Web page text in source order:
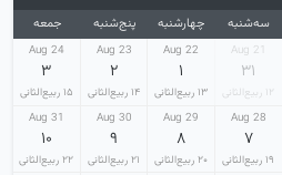
سه‌شنبه چهارشنبه پنج‌شنبه جمعه
21 Aug
۳۱
۱۲ ربیع‌الثانی
22 Aug
۱
۱۳ ربیع‌الثانی
23 Aug
۲
۱۴ ربیع‌الثانی
24 Aug
۳
۱۵ ربیع‌الثانی
28 Aug
۷
۱۹ ربیع‌الثانی
29 Aug
۸
۲۰ ربیع‌الثانی
30 Aug
۹
۲۱ ربیع‌الثانی
31 Aug
۱۰
۲۲ ربیع‌الثانی